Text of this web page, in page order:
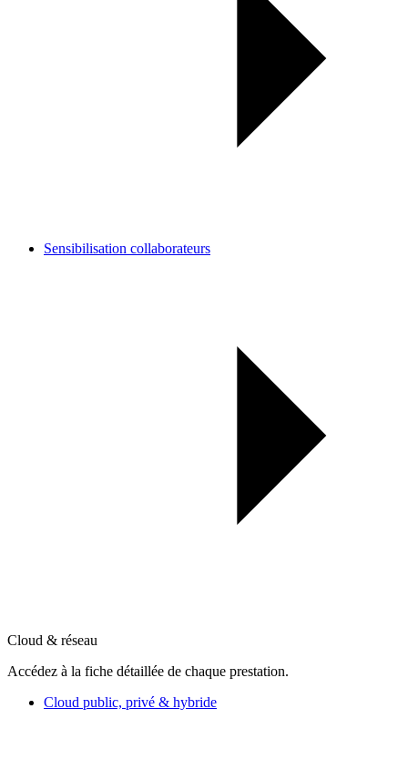
Sensibilisation collaborateurs
Cloud & réseau
Accédez à la fiche détaillée de chaque prestation.
Cloud public, privé & hybride